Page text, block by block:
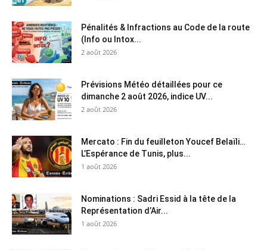
Pénalités & Infractions au Code de la route
(Info ou Intox...
2 août 2026
Prévisions Météo détaillées pour ce
dimanche 2 août 2026, indice UV...
2 août 2026
Mercato : Fin du feuilleton Youcef Belaïli…
L’Espérance de Tunis, plus...
1 août 2026
Nominations : Sadri Essid à la tête de la
Représentation d’Air...
1 août 2026